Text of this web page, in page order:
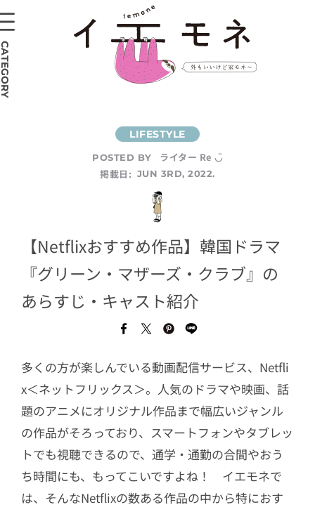
POSTED BY
ライター Re ◡̈
掲載日: JUN 3RD, 2022.
【Netflixおすすめ作品】韓国ドラマ
『グリーン・マザーズ・クラブ』の
あらすじ・キャスト紹介
多くの方が楽しんでいる動画配信サービス、Netfli
x＜ネットフリックス＞。人気のドラマや映画、話
題のアニメにオリジナル作品まで幅広いジャンル
の作品がそろっており、スマートフォンやタブレッ
トでも視聴できるので、通学・通勤の合間やおう
ち時間にも、もってこいですよね！ イエモネで
は、そんなNetflixの数ある作品の中から特におす